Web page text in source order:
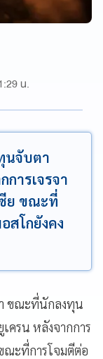
น.
นจับตา
การเจรจา
ย ขณะที่
สโกยังคง
ขณะที่นักลงทุน
เครน หลังจากการ
ณะที่การโจมตีต่อ